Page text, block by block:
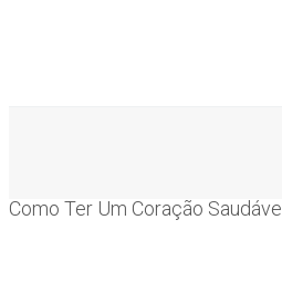
Como Ter Um Coração Saudável